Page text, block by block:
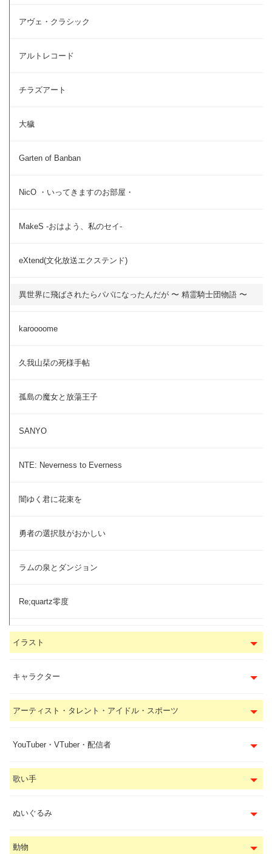
アヴェ・クラシック
アルトレコード
チラズアート
大穢
Garten of Banban
NicO ・いってきますのお部屋・
MakeS -おはよう、私のセイ-
eXtend(文化放送エクステンド)
異世界に飛ばされたらパパになったんだが 〜 精霊騎士団物語 〜
karoooome
久我山栞の死様手帖
孤島の魔女と放蕩王子
SANYO
NTE: Neverness to Everness
闇ゆく君に花束を
勇者の選択肢がおかしい
ラムの泉とダンジョン
Re;quartz零度
イラスト
キャラクター
アーティスト・タレント・アイドル・スポーツ
YouTuber・VTuber・配信者
歌い手
ぬいぐるみ
動物